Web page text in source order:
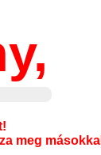
meg másokkal